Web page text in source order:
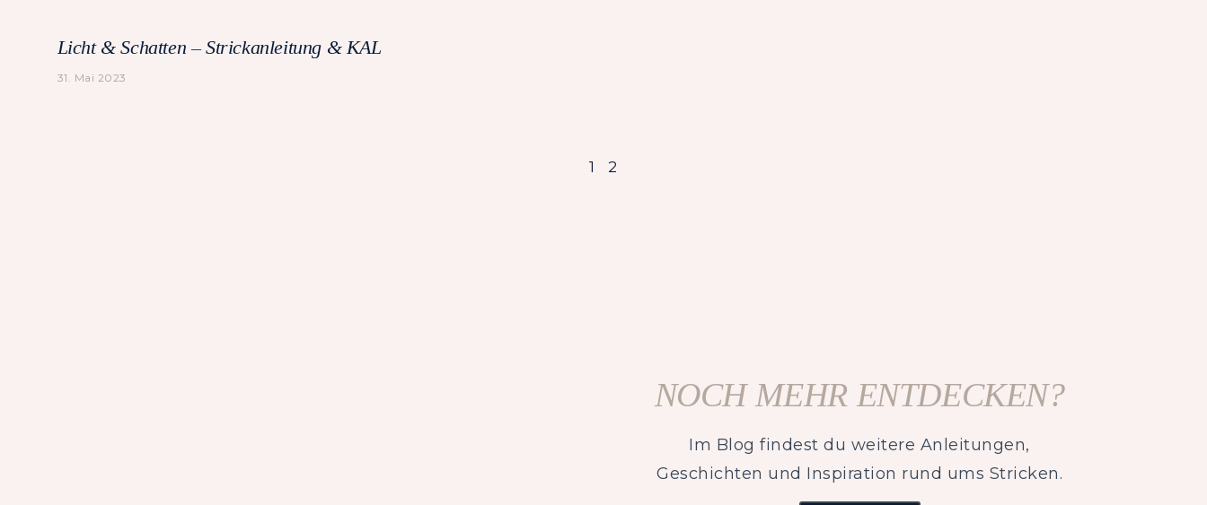
Licht & Schatten – Strickanleitung & KAL
31. Mai 2023
1 2
NOCH MEHR ENTDECKEN?
Im Blog findest du weitere Anleitungen,
Geschichten und Inspiration rund ums Stricken.